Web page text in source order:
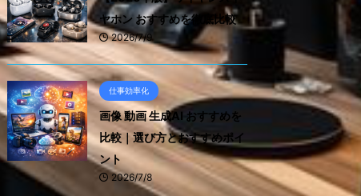
ヤホン おすすめを徹底比較
2026/7/9
仕事効率化
画像 動画 生成AI おすすめを
比較｜選び方とおすすめポイ
ント
2026/7/8